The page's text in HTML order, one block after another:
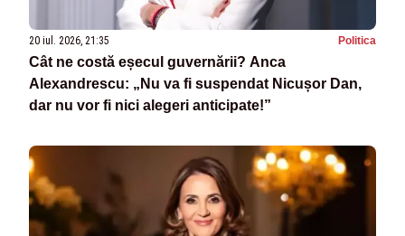
20 iul. 2026, 21:35 Politica
Cât ne costă eșecul guvernării? Anca
Alexandrescu: „Nu va fi suspendat Nicușor Dan,
dar nu vor fi nici alegeri anticipate!”